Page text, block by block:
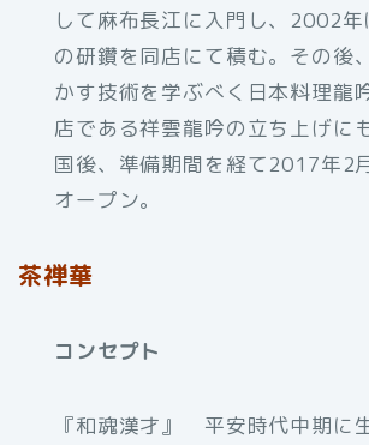
して麻布長江に入門し、2002
の研鑽を同店にて積む。その後
かす技術を学ぶべく日本料理龍
店である祥雲龍吟の立ち上げに
国後、準備期間を経て2017年2
オープン。
茶禅華
コンセプト
『和魂漢才』 平安時代中期に